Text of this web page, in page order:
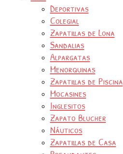
Deportivas
Colegial
Zapatillas de Lona
Sandalias
Alpargatas
Menorquinas
Zapatillas de Piscina
Mocasines
Inglesitos
Zapato Blucher
Náuticos
Zapatillas de Casa